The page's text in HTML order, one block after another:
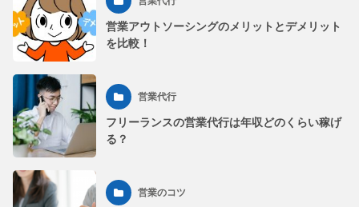
営業アウトソーシングのメリットとデメリット
を比較！
営業代行
フリーランスの営業代行は年収どのくらい稼げ
る？
営業のコツ